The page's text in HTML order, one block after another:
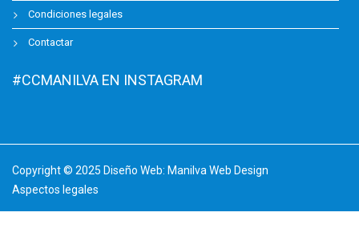
Condiciones legales
Contactar
#CCMANILVA EN INSTAGRAM
Copyright © 2025 Diseño Web: Manilva Web Design
Aspectos legales